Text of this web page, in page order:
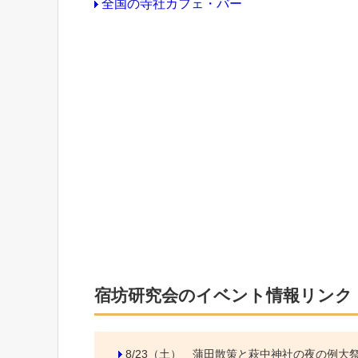
全国の寺社カフェ・バー
宿坊研究会のイベント情報リンク
8/23（土） 蒲田散策と萩中神社の夜の例大